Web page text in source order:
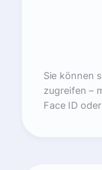
Sie können
zugreifen –
Face ID